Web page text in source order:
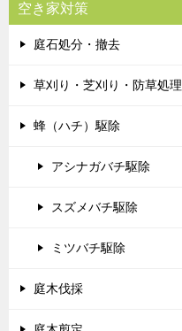
空き家対策
庭石処分・撤去
草刈り・芝刈り・防草処理
蜂（ハチ）駆除
アシナガバチ駆除
スズメバチ駆除
ミツバチ駆除
庭木伐採